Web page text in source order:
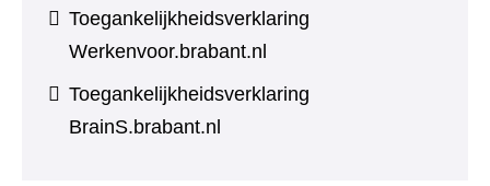
Toegankelijkheidsverklaring
Werkenvoor.brabant.nl
Toegankelijkheidsverklaring
BrainS.brabant.nl